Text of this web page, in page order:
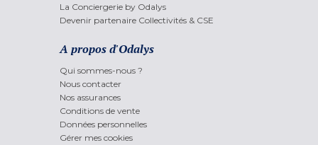
La Conciergerie by Odalys
Devenir partenaire Collectivités & CSE
A propos d'Odalys
Qui sommes-nous ?
Nous contacter
Nos assurances
Conditions de vente
Données personnelles
Gérer mes cookies